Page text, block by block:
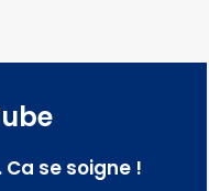
se soigne !